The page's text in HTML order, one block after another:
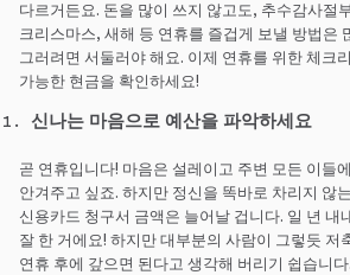
다르거든요. 돈을 많이 쓰지 않고도, 추수감사절
크리스마스, 새해 등 연휴를 즐겁게 보낼 방법은
그러려면 서둘러야 해요. 이제 연휴를 위한 체크
가능한 현금을 확인하세요!
신나는 마음으로 예산을 파악하세요
곧 연휴입니다! 마음은 설레이고 주변 모든 이들
안겨주고 싶죠. 하지만 정신을 똑바로 차리지 않
신용카드 청구서 금액은 늘어날 겁니다. 일 년 내
잘 한 거에요! 하지만 대부분의 사람이 그렇듯 저
연휴 후에 갚으면 된다고 생각해 버리기 쉽습니